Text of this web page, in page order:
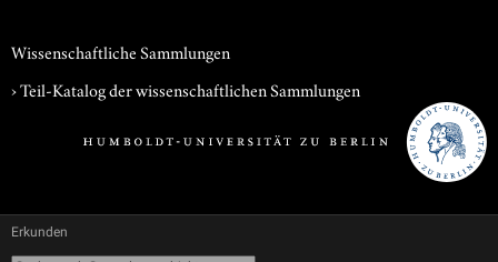
Wissenschaftliche Sammlungen
› Teil-Katalog der wissenschaftlichen Sammlungen
Erkunden